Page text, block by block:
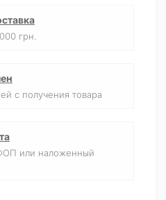
грн.
с получения товара
или наложенный